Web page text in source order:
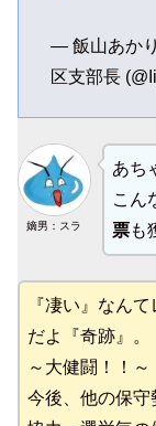
— 飯山あか
区支部長
嫡男：スラ
あち
こん
票も
『凄い』なん
だよ『奇跡』。
～大健闘！！～
今後、他の保守